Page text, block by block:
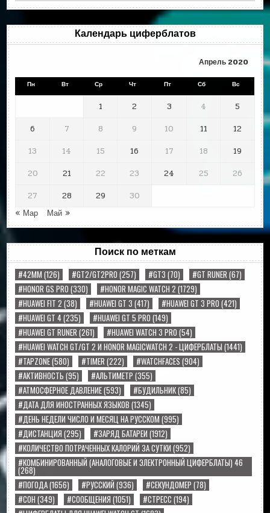
месяцам
Календарь циферблатов
Апрель 2020
Пн Вт Ср Чт Пт Сб Вс
1 2 3 4
5
6
7 8 9 10 11
12
13
14 15 16 17 18
19
20
21 22 23 24 25
26
27
28 29
30
« Мар
Май »
Поиск по меткам
#42MM (126) #GT2/GT2PRO (257) #GT3 (70) #GT RUNER (67)
#HONOR GS PRO (330) #HONOR MAGIC WATCH 2 (1729)
#HUAWEI FIT 2 (38) #HUAWEI GT 3 (417) #HUAWEI GT 3 PRO (421)
#HUAWEI GT 4(235) #HUAWEI GT 5 PRO (149)
#HUAWEI GT RUNER (261) #HUAWEI WATCH 3 PRO (54)
#HUAWEI WATCH GT/GT 2 И HONOR MAGICWATCH 2 - ЦИФЕРБЛАТЫ (1441)
#TAPZONE(580) #TIMER (222) #WATCHFACES (904)
#АКТИВНОСТЬ (95) #АЛЬТИМЕТР (355)
#АТМОСФЕРНОЕ ДАВЛЕНИЕ(593) #БУДИЛЬНИК(85)
#ДАТА ДЛЯ ИНОСТРАННЫХ ЯЗЫКОВ (1345)
#ДЕНЬ НЕДЕЛИ ЧИСЛО И МЕСЯЦ НА РУССКОМ (995)
#ДИСТАНЦИЯ (295) #ЗАРЯД БАТАРЕИ (1912)
#КОЛИЧЕСТВО ПОТРАЧЕННЫХ КАЛОРИЙ ЗА СУТКИ (952)
#КОМБИНИРОВАННЫЙ (АНАЛОГОВЫЕ И ЭЛЕКТРОННЫЙ ЦИФЕРБЛАТЫ) 46
(268)
#ПОГОДА(1656) #РУССКИЙ (936) #СЕКУНДОМЕР (78)
#СОН (349) #СООБЩЕНИЯ (1051) #СТРЕСС (194)